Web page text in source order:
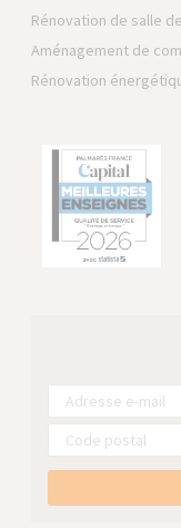
Rénovation de salle
Aménagement de
Rénovation